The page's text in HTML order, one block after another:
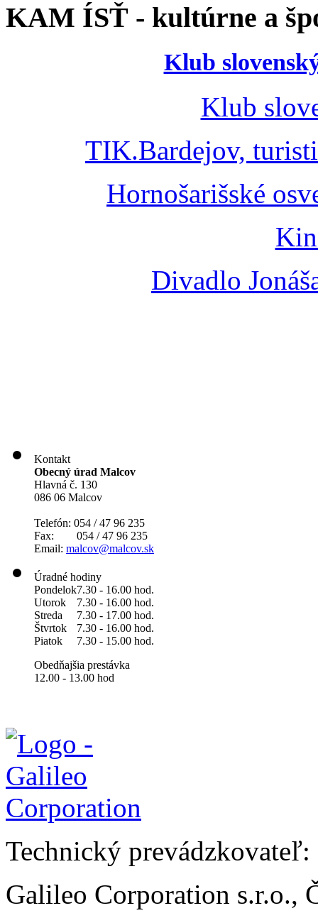
KAM ÍSŤ - kultúrne a
Klub
Klub
TIK.Bardejov,
Hornošarišské
Divadlo
Kontakt
Obecný úrad Malcov
Hlavná č. 130
086 06 Malcov
Telefón: 054 / 47 96 235
Fax: 054 / 47 96 235
Email: malcov@malcov.sk
Úradné hodiny
Pondelok7.30 - 16.00 hod.
Utorok
7.30 - 16.00 hod.
Streda
7.30 - 17.00 hod.
Štvrtok
7.30 - 16.00 hod.
Piatok
7.30 - 15.00 hod.
Obedňajšia prestávka
12.00 - 13.00 hod
Technický prevádzkovateľ:
Galileo Corporation s.r.o.,